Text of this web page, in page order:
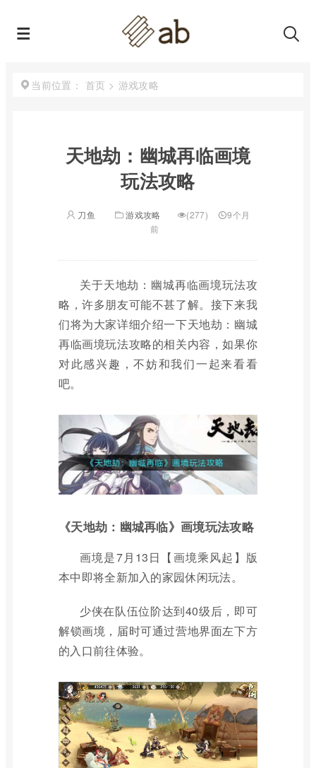
当前位置： 首页 > 游戏攻略
天地劫：幽城再临画境
玩法攻略
刀鱼 游戏攻略 (277)
9个月
前
关于天地劫：幽城再临画境玩法攻
略，许多朋友可能不甚了解。接下来我
们将为大家详细介绍一下天地劫：幽城
再临画境玩法攻略的相关内容，如果你
对此感兴趣，不妨和我们一起来看看
吧。
《天地劫：幽城再临》画境玩法攻略
画境是7月13日【画境乘风起】版
本中即将全新加入的家园休闲玩法。
少侠在队伍位阶达到40级后，即可
解锁画境，届时可通过营地界面左下方
的入口前往体验。